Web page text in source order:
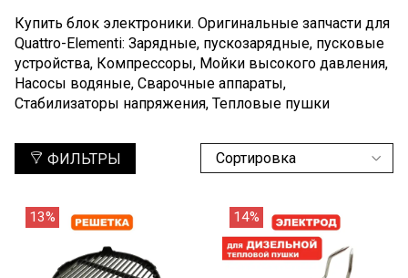
Купить блок электроники. Оригинальные запчасти для
Quattro-Elementi: Зарядные, пускозарядные, пусковые
устройства, Компрессоры, Мойки высокого давления,
Насосы водяные, Сварочные аппараты,
Стабилизаторы напряжения, Тепловые пушки
ФИЛЬТРЫ
13% 14%